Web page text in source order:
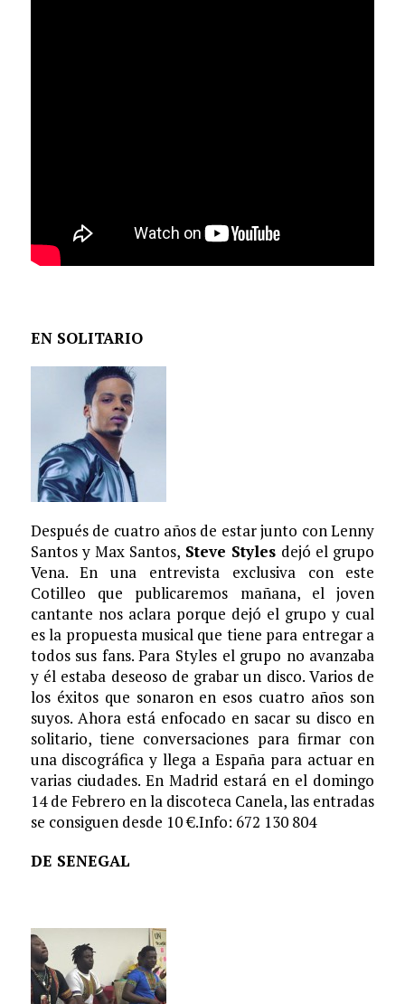
EN SOLITARIO
Después de cuatro años de estar junto con Lenny
Santos y Max Santos, Steve Styles dejó el grupo
Vena. En una entrevista exclusiva con este
Cotilleo que publicaremos mañana, el joven
cantante nos aclara porque dejó el grupo y cual
es la propuesta musical que tiene para entregar a
todos sus fans. Para Styles el grupo no avanzaba
y él estaba deseoso de grabar un disco. Varios de
los éxitos que sonaron en esos cuatro años son
suyos. Ahora está enfocado en sacar su disco en
solitario, tiene conversaciones para firmar con
una discográfica y llega a España para actuar en
varias ciudades. En Madrid estará en el domingo
14 de Febrero en la discoteca Canela, las entradas
se consiguen desde 10 €.Info: 672 130 804
DE SENEGAL